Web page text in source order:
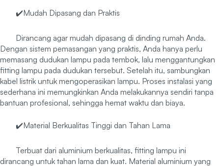
✔️Mudah Dipasang dan Praktis
Dirancang agar mudah dipasang di dinding rumah Anda.
Dengan sistem pemasangan yang praktis, Anda hanya perlu
memasang dudukan lampu pada tembok, lalu menggantungkan
fitting lampu pada dudukan tersebut. Setelah itu, sambungkan
kabel listrik untuk mengoperasikan lampu. Proses instalasi yang
sederhana ini memungkinkan Anda melakukannya sendiri tanpa
bantuan profesional, sehingga hemat waktu dan biaya.
✔️Material Berkualitas Tinggi dan Tahan Lama
Terbuat dari aluminium berkualitas, fitting lampu ini
dirancang untuk tahan lama dan kuat. Material aluminium yang